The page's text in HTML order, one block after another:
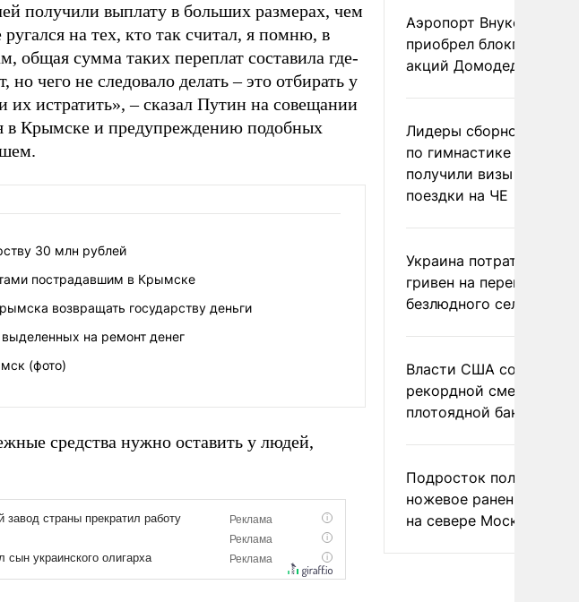
получили выплату в больших размерах, чем
на тех, кто так считал, я помню, в
общая сумма таких переплат составила где-
но чего не следовало делать–это отбирать у
их истратить»,–сказал Путин на совещании
в Крымске и предупреждению подобных
30 млн рублей
пострадавшим в Крымске
возвращать государству деньги
на ремонт денег
(фото)
средства нужно оставить у людей,
Аэропорт Внуково
приобрел блокпакет
акций Домодедово
Лидеры сборной
по гимнастике не
получили визы для
поездки на ЧЕ
Украина потратила 1
гривен на
безлюдного села
Власти США сообщили
рекордной смертности
плотоядной бактерии
Подросток получил
ножевое ранение в
на севере Москвы